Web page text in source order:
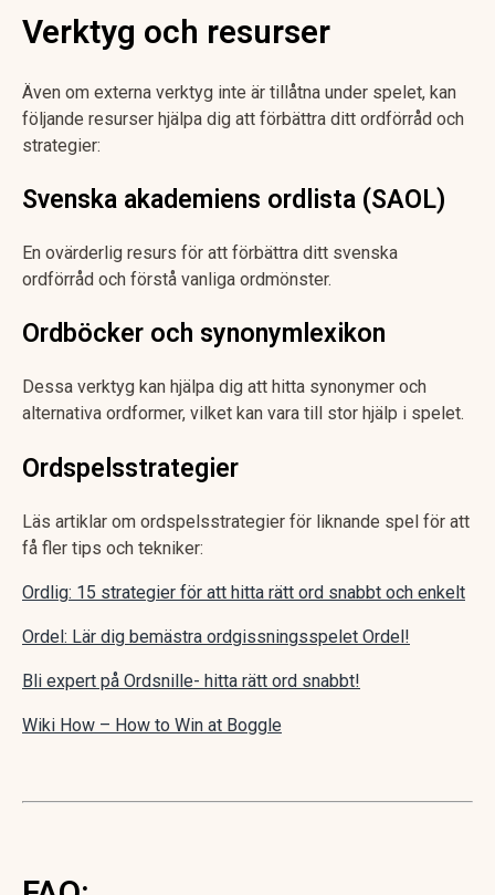
Verktyg och resurser
Även om externa verktyg inte är tillåtna under spelet, kan
följande resurser hjälpa dig att förbättra ditt ordförråd och
strategier:
Svenska akademiens ordlista (SAOL)
En ovärderlig resurs för att förbättra ditt svenska
ordförråd och förstå vanliga ordmönster.
Ordböcker och synonymlexikon
Dessa verktyg kan hjälpa dig att hitta synonymer och
alternativa ordformer, vilket kan vara till stor hjälp i spelet.
Ordspelsstrategier
Läs artiklar om ordspelsstrategier för liknande spel för att
få fler tips och tekniker:
Ordlig: 15 strategier för att hitta rätt ord snabbt och enkelt
Ordel: Lär dig bemästra ordgissningsspelet Ordel!
Bli expert på Ordsnille- hitta rätt ord snabbt!
Wiki How – How to Win at Boggle